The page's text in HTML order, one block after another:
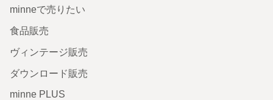
minneで売りたい
食品販売
ヴィンテージ販売
ダウンロード販売
minne PLUS